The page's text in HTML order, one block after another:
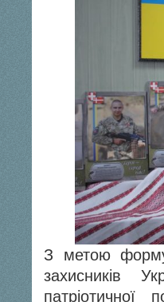
З метою
захисників
патріотичної